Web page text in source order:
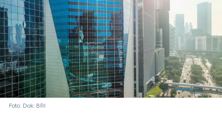
Foto: Dok: BRI